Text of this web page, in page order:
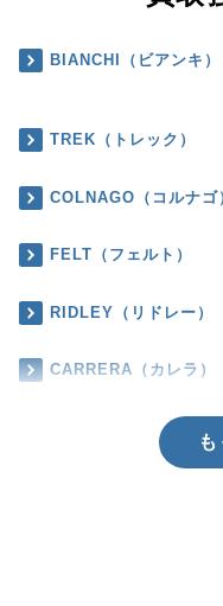
BIANCHI（ビアンキ）
TREK（トレック）
COLNAGO（コルナゴ
FELT（フェルト）
RIDLEY（リドレー）
CARRERA（カレラ）